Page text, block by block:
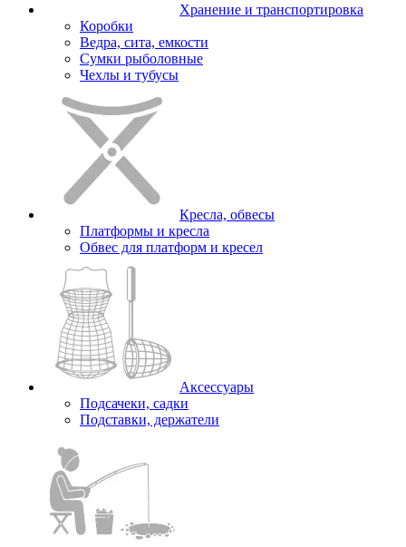
Хранение и транспортировка
Коробки
Ведра, сита, емкости
Сумки рыболовные
Чехлы и тубусы
Кресла, обвесы
Платформы и кресла
Обвес для платформ и кресел
Аксессуары
Подсачеки, садки
Подставки, держатели